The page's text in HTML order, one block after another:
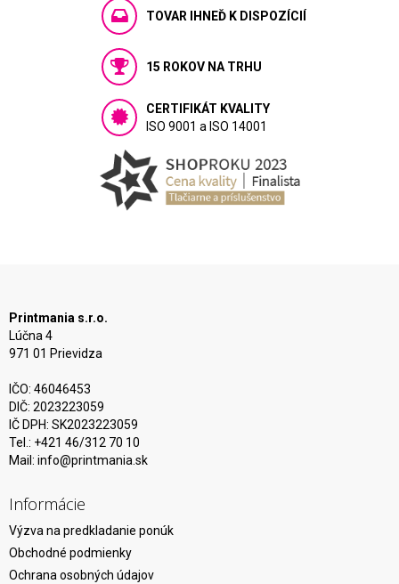
TOVAR IHNEĎ K DISPOZÍCIÍ
15 ROKOV NA TRHU
CERTIFIKÁT KVALITY
ISO 9001 a ISO 14001
Printmania s.r.o.
Lúčna 4
971 01 Prievidza
IČO: 46046453
DIČ: 2023223059
IČ DPH: SK2023223059
Tel.: +421 46/312 70 10
Mail: info@printmania.sk
Informácie
Výzva na predkladanie ponúk
Obchodné podmienky
Ochrana osobných údajov